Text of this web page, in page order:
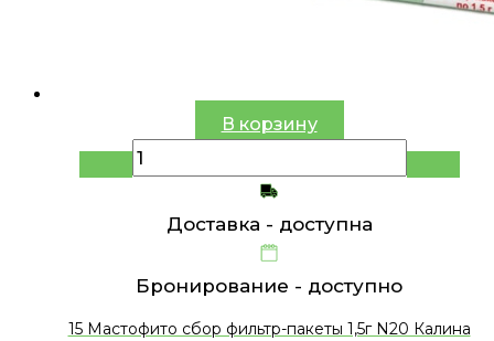
В корзину
Доставка - доступна
Бронирование - доступно
15 Мастофито сбор фильтр-пакеты 1,5г N20 Калина